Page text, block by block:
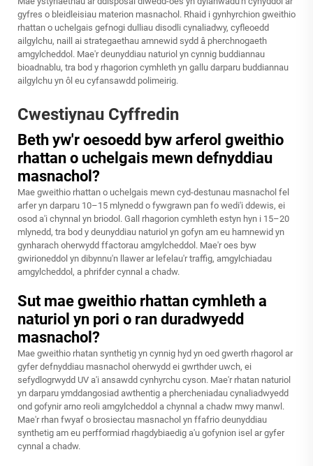
gyfres o bleidleisiau materion masnachol. Rhaid i gynhyrchion gweithio
rhattan o uchelgais gefnogi dulliau disodli cynaliadwy, cyfleoedd
ailgylchu, naill ai strategaethau amnewid sydd â pherchnogaeth
amgylcheddol. Mae'r deunyddiau naturiol yn cynnig buddiannau
bioadnablu, tra bod y rhagorion cymhleth yn gallu darparu buddiannau
ailgylchu yn ôl eu cyfansawdd polimeirig.
Cwestiynau Cyffredin
Beth yw'r oesoedd byw arferol gweithio
rhattan o uchelgais mewn defnyddiau
masnachol?
Mae gweithio rhattan o uchelgais mewn cyd-destunau masnachol fel
arfer yn darparu 10–15 mlynedd o fywgrawn pan fo wedi'i ddewis, ei
osod a'i chynnal yn briodol. Gall rhagorion cymhleth estyn hyn i 15–20
mlynedd, tra bod y deunyddiau naturiol yn gofyn am eu hamnewid yn
gynharach oherwydd ffactorau amgylcheddol. Mae'r oes byw
gwirioneddol yn dibynnu'n llawer ar lefelau'r traffig, amgylchiadau
amgylcheddol, a phrifder cynnal a chadw.
Sut mae gweithio rhattan cymhleth a
naturiol yn pori o ran duradwyedd
masnachol?
Mae gweithio rhatan synthetig yn cynnig hyd yn oed gwerth rhagorol ar
gyfer defnyddiau masnachol oherwydd ei gwrthder uwch, ei
sefydlogrwydd UV a'i ansawdd cynhyrchu cyson. Mae'r rhatan naturiol
yn darparu ymddangosiad awthentig a phercheniadau cynaliadwyedd
ond gofynir arno reoli amgylcheddol a chynnal a chadw mwy manwl.
Mae'r rhan fwyaf o brosiectau masnachol yn ffafrio deunyddiau
synthetig am eu perfformiad rhagdybiaedig a'u gofynion isel ar gyfer
cynnal a chadw.